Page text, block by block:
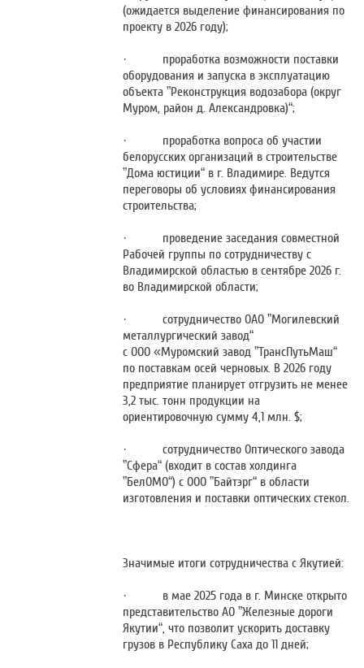
(ожидается выделение финансирования по
проекту в 2026 году);
· проработка возможности поставки
оборудования и запуска в эксплуатацию
объекта ”Реконструкция водозабора (округ
Муром, район д. Александровка)“;
· проработка вопроса об участии
белорусских организаций в строительстве
”Дома юстиции“ в г. Владимире. Ведутся
переговоры об условиях финансирования
строительства;
· проведение заседания совместной
Рабочей группы по сотрудничеству с
Владимирской областью в сентябре 2026 г.
во Владимирской области;
· сотрудничество ОАО ”Могилевский
металлургический завод“
с ООО «Муромский завод ”ТрансПутьМаш“
по поставкам осей черновых. В 2026 году
предприятие планирует отгрузить не менее
3,2 тыс. тонн продукции на
ориентировочную сумму 4,1 млн. $;
· сотрудничество Оптического завода
”Сфера“ (входит в состав холдинга
”БелОМО“) с ООО ”Байтэрг“ в области
изготовления и поставки оптических стекол.
Значимые итоги сотрудничества с Якутией:
· в мае 2025 года в г. Минске открыто
представительство АО ”Железные дороги
Якутии“, что позволит ускорить доставку
грузов в Республику Саха до 11 дней;